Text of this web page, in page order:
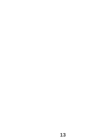
13